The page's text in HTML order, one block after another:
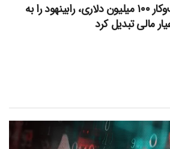
درخشش ۱۳ خط کسب‌وکار ۱۰۰ میلیون دلاری، رابینهود را به
مالی تبدیل کرد